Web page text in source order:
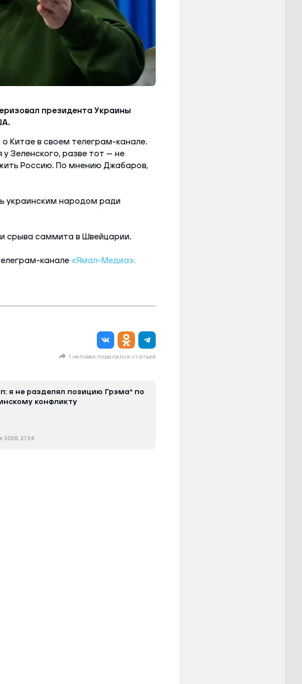
президента Украины
Китае в своем телеграм-канале.
Зеленского, разве тот — не
Россию. По мнению Джабаров,
украинским народом ради
срыва саммита в Швейцарии.
канале «Ямал-Медиа».
1 человек поделился статьей
я не разделял позицию Грэма* по
конфликту
2026, 21:24